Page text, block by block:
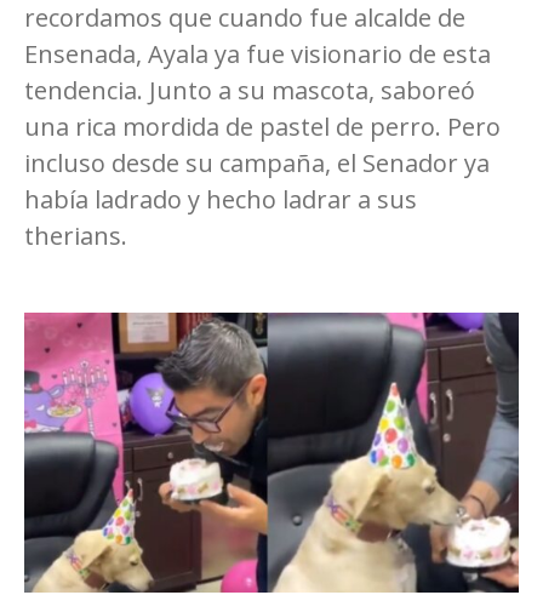
recordamos que cuando fue alcalde de
Ensenada, Ayala ya fue visionario de esta
tendencia. Junto a su mascota, saboreó
una rica mordida de pastel de perro. Pero
incluso desde su campaña, el Senador ya
había ladrado y hecho ladrar a sus
therians.